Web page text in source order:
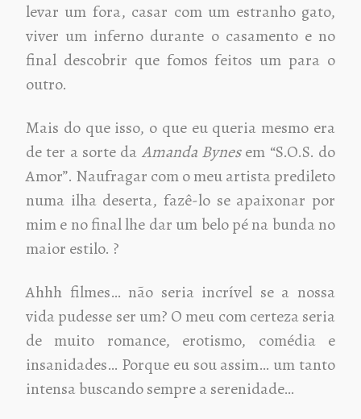
levar um fora, casar com um estranho gato,
viver um inferno durante o casamento e no
final descobrir que fomos feitos um para o
outro.
Mais do que isso, o que eu queria mesmo era
de ter a sorte da Amanda Bynesem “S.O.S. do
Amor”. Naufragar com o meu artista predileto
numa ilha deserta, fazê-lo se apaixonar por
mim e no final lhe dar um belo pé na bunda no
maior estilo. ?
Ahhh filmes… não seria incrível se a nossa
vida pudesse ser um? O meu com certeza seria
de muito romance, erotismo, comédia e
insanidades… Porque eu sou assim… um tanto
intensa buscando sempre a serenidade…